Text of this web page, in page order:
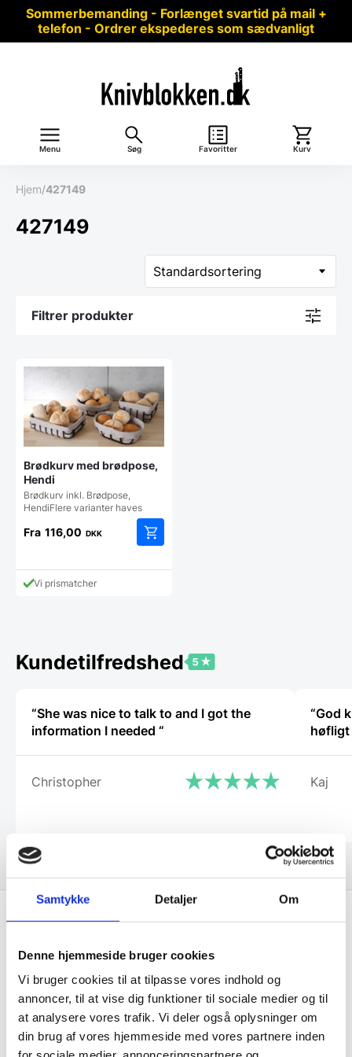
Samtykke Detaljer Om
Denne hjemmeside bruger cookies
Vi bruger cookies til at tilpasse vores indhold og
annoncer, til at vise dig funktioner til sociale medier og til
at analysere vores trafik. Vi deler også oplysninger om
din brug af vores hjemmeside med vores partnere inden
Sommerbemanding - Forlænget svartid på mail +
telefon - Ordrer ekspederes som sædvanligt
Menu Søg Favoritter Kurv
Hjem/427149
427149
Filtrer produkter
Brødkurv med brødpose,
Hendi
Brødkurv inkl. Brødpose,
HendiFlere varianter haves
Fra 116,00 DKK
vare
vælges
på
Vi prismatcher
Kundetilfredshed
“She was nice to talk to and I got the
information I needed “
Christopher
“God
høfligt
Kaj
Få de bedste tilbud først!
Husk at tilmelde dig vores nyhedsbrev og vær først
til de bedste tilbud. Og bare rolig, vi spammer dig
ikke, men sender kun relevante tilbud og
informationer til dig.